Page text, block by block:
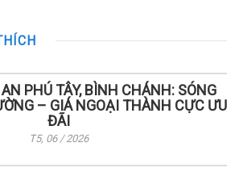
PHÚ TÂY, BÌNH CHÁNH: SÓNG
– GIÁ NGOẠI THÀNH CỰC ƯU
ĐÃI
T5, 06 / 2026